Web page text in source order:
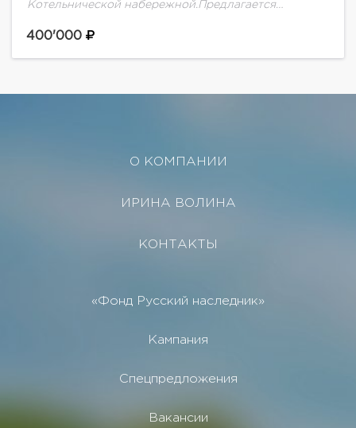
Котельнической набережной.Предлагается
этаже. Квартира уникальна своими видами на
400'000
О КОМПАНИИ
ИРИНА ВОЛИНА
КОНТАКТЫ
«Фонд Русский наследник»
Кампания
Спецпредложения
Вакансии